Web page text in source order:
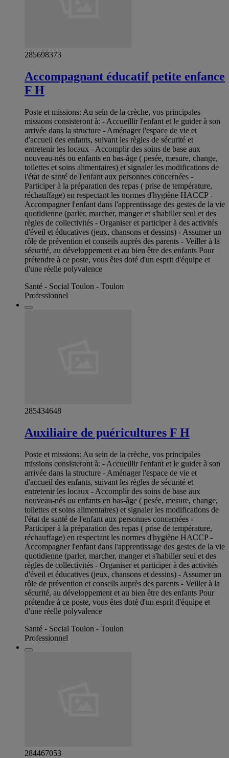
285698373
Accompagnant éducatif petite enfance
F H
Poste et missions: Au sein de la crèche, vos principales
missions consisteront à: - Accueillir l'enfant et le guider à son
arrivée dans la structure - Aménager l'espace de vie et
d'accueil des enfants, suivant les règles de sécurité et
entretenir les locaux - Accomplir des soins de base aux
nouveau-nés ou enfants en bas-âge ( pesée, mesure, change,
toilettes et soins alimentaires) et signaler les modifications de
l'état de santé de l'enfant aux personnes concernées -
Participer à la préparation des repas ( prise de température,
réchauffage) en respectant les normes d'hygiène HACCP -
Accompagner l'enfant dans l'apprentissage des gestes de la vie
quotidienne (parler, marcher, manger et s'habiller seul et des
règles de collectivités - Organiser et participer à des activités
d'éveil et éducatives (jeux, chansons et dessins) - Assumer un
rôle de prévention et conseils auprès des parents - Veiller à la
sécurité, au développement et au bien être des enfants Pour
prétendre à ce poste, vous êtes doté d'un esprit d'équipe et
d'une réelle polyvalence
Santé - Social Toulon - Toulon
Professionnel
285434648
Auxiliaire de puéricultures F H
Poste et missions: Au sein de la crèche, vos principales
missions consisteront à: - Accueillir l'enfant et le guider à son
arrivée dans la structure - Aménager l'espace de vie et
d'accueil des enfants, suivant les règles de sécurité et
entretenir les locaux - Accomplir des soins de base aux
nouveau-nés ou enfants en bas-âge ( pesée, mesure, change,
toilettes et soins alimentaires) et signaler les modifications de
l'état de santé de l'enfant aux personnes concernées -
Participer à la préparation des repas ( prise de température,
réchauffage) en respectant les normes d'hygiène HACCP -
Accompagner l'enfant dans l'apprentissage des gestes de la vie
quotidienne (parler, marcher, manger et s'habiller seul et des
règles de collectivités - Organiser et participer à des activités
d'éveil et éducatives (jeux, chansons et dessins) - Assumer un
rôle de prévention et conseils auprès des parents - Veiller à la
sécurité, au développement et au bien être des enfants Pour
prétendre à ce poste, vous êtes doté d'un esprit d'équipe et
d'une réelle polyvalence
Santé - Social Toulon - Toulon
Professionnel
284467053